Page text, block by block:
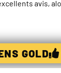
avis,
GOLD